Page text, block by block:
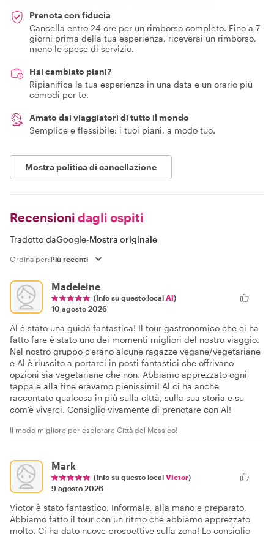
Prenota con fiducia
Cancella entro 24 ore per un rimborso completo. Fino a 7
giorni prima della tua esperienza, riceverai un rimborso,
meno le spese di servizio.
Hai cambiato piani?
Ripianifica la tua esperienza in una data e un orario più
comodi per te.
Amato dai viaggiatori di tutto il mondo
Semplice e flessibile: i tuoi piani, a modo tuo.
Mostra politica di cancellazione
Recensioni dagli ospiti
Tradotto daGoogle-Mostra originale
Ordina per:
Madeleine
(Info su questo local Al)
10 agosto 2026
Al è stato una guida fantastica! Il tour gastronomico che ci ha
fatto fare è stato uno dei momenti migliori del nostro viaggio.
Nel nostro gruppo c'erano alcune ragazze vegane/vegetariane
e Al è riuscito a portarci in posti fantastici che offrivano
opzioni sia vegetariane che non. Abbiamo apprezzato ogni
tappa e alla fine eravamo pienissimi! Al ci ha anche
raccontato qualcosa in più sulla città, sulla sua storia e su
com'è viverci. Consiglio vivamente di prenotare con Al!
Il modo migliore per esplorare Città del Messico!
Mark
(Info su questo local Victor)
9 agosto 2026
Victor è stato fantastico. Informale, alla mano e preparato.
Abbiamo fatto il tour con un ritmo che abbiamo apprezzato
molto. Ci ha dato nuove prospettive sulla zona! Lo consiglio